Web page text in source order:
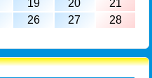
19 20
21
26 27
28